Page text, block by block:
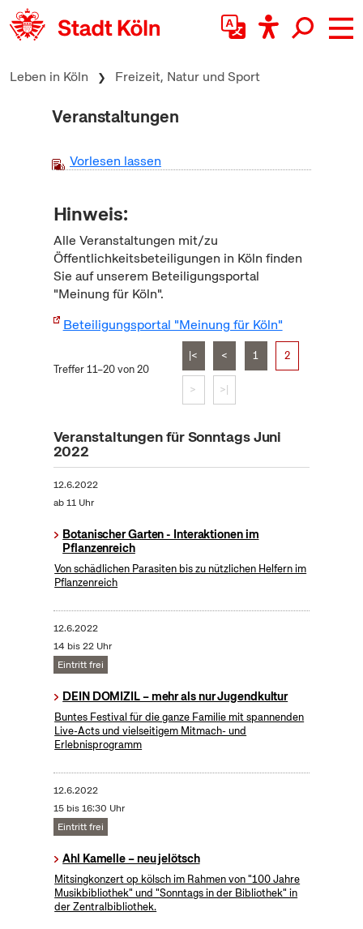
zum Inhalt springen
Leben in Köln Freizeit, Natur und Sport
Veranstaltungen
Vorlesen lassen
Hinweis:
Alle Veranstaltungen mit/zu
Öffentlichkeitsbeteiligungen in Köln finden
Sie auf unserem Beteiligungsportal
"Meinung für Köln".
Beteiligungsportal "Meinung für Köln"
Treffer 11–20 von 20
|< < 1 2
> >|
Veranstaltungen für Sonntags Juni
2022
12.6.2022
ab 11 Uhr
Botanischer Garten - Interaktionen im
Pflanzenreich
Von schädlichen Parasiten bis zu nützlichen Helfern im
Pflanzenreich
12.6.2022
14 bis 22 Uhr
Eintritt frei
DEIN DOMIZIL – mehr als nur Jugendkultur
Buntes Festival für die ganze Familie mit spannenden
Live-Acts und vielseitigem Mitmach- und
Erlebnisprogramm
12.6.2022
15 bis 16:30 Uhr
Eintritt frei
Ahl Kamelle – neu jelötsch
Mitsingkonzert op kölsch im Rahmen von "100 Jahre
Musikbibliothek" und "Sonntags in der Bibliothek" in
der Zentralbibliothek.